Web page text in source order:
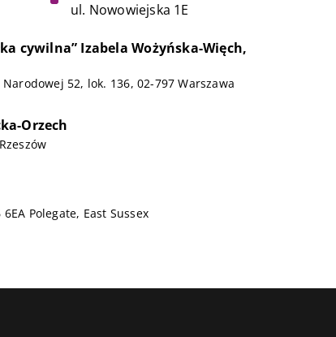
ul. Nowowiejska 1E
cywilna” Izabela Wożyńska-Więch,
52, lok. 136, 02-797 Warszawa
Orzech
Polegate, East Sussex